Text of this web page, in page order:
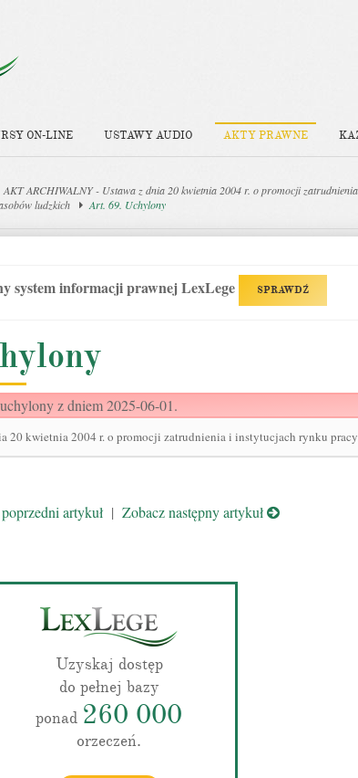
ON-LINE USTAWY AUDIO AKTY PRAWNE
AKT ARCHIWALNY - Ustawa z dnia 20 kwietnia 2004 r. o promocji
ludzkich
Art. 69. Uchylony
system informacji prawnej LexLege SPRAWDŹ
z dniem 2025-06-01.
20 kwietnia 2004 r. o promocji zatrudnienia i instytucjach rynku pracy
artykuł| Zobacz następny artykuł
Uzyskaj dostęp
do pełnej bazy
ponad 260 000
orzeczeń.